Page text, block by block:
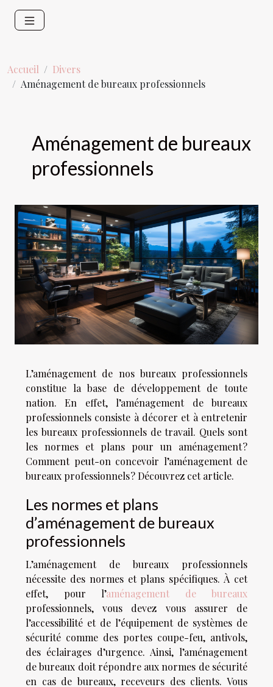
Accueil
Divers
Aménagement de bureaux professionnels
Aménagement de bureaux
professionnels
L’aménagement de nos bureaux professionnels
constitue la base de développement de toute
nation. En effet, l’aménagement de bureaux
professionnels consiste à décorer et à entretenir
les bureaux professionnels de travail. Quels sont
les normes et plans pour un aménagement ?
Comment peut-on concevoir l’aménagement de
bureaux professionnels ? Découvrez cet article.
Les normes et plans
d’aménagement de bureaux
professionnels
L’aménagement de bureaux professionnels
nécessite des normes et plans spécifiques. À cet
effet, pour l’aménagement de bureaux
professionnels, vous devez vous assurer de
l’accessibilité et de l’équipement de systèmes de
sécurité comme des portes coupe-feu, antivols,
des éclairages d’urgence. Ainsi, l’aménagement
de bureaux doit répondre aux normes de sécurité
en cas de bureaux, receveurs des clients. Vous